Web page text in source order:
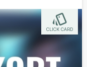
CLICK CARD